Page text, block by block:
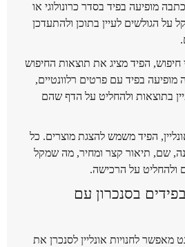
מופיעה בפיד בסדר כרונולוגי או
הגולשים לעיין בתוכן ולהתעדכן
חיפוש, הפיד מציג את תוצאות החיפוש
בפיד עם פרטים רלוונטיים,
בתוצאות ולהחליט על הדף שהם
הפיד משמש להצגת מוצרים. כל
שם, תיאור קצר ומחיר, מה שמקל
ולהחליט על הרכישה.
בסנכרון עם
מאפשר לחנויות אונליין לסנכרן את